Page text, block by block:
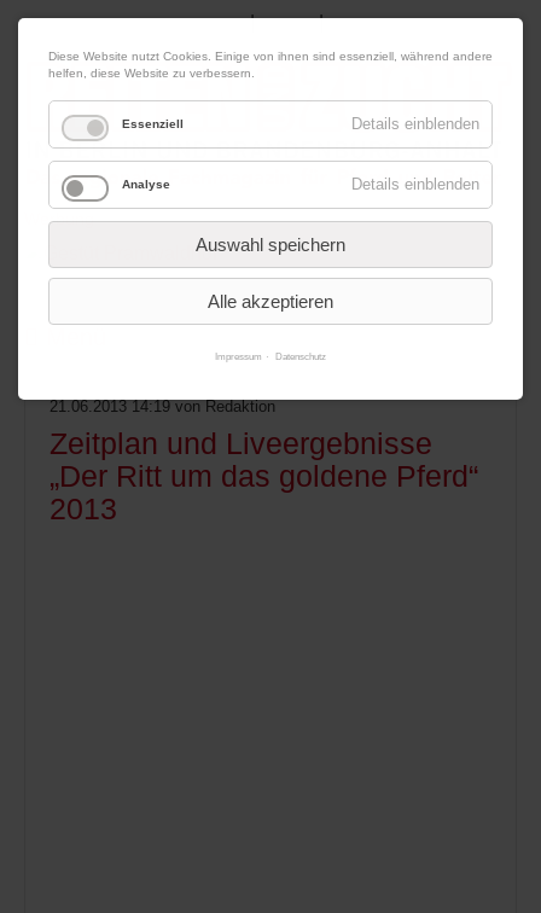
06. August 2026 Impressum|Kontakt|Datenschutz
Werbung
21.06.2013 14:19 von Redaktion
Zeitplan und Liveergebnisse
„Der Ritt um das goldene Pferd“
2013
Diese Website nutzt Cookies. Einige von ihnen sind essenziell, während andere
helfen, diese Website zu verbessern.
Essenziell Details einblenden
Analyse Details einblenden
Auswahl speichern
Alle akzeptieren
Impressum Datenschutz